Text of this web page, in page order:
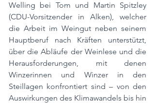
Welling bei Tom und Martin Spitzley
(CDU-Vorsitzender in Alken), welcher
die Arbeit im Weingut neben seinem
Hauptberuf nach Kräften unterstützt,
über die Abläufe der Weinlese und die
Herausforderungen, mit denen
Winzerinnen und Winzer in den
Steillagen konfrontiert sind – von den
Auswirkungen des Klimawandels bis hin